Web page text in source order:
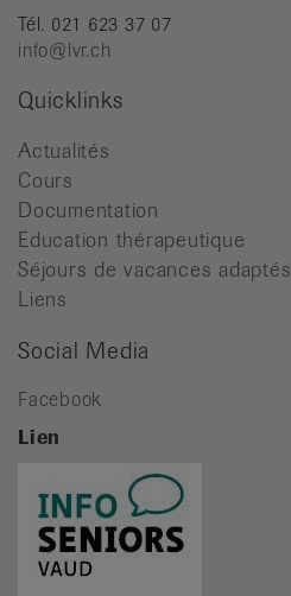
Tél. 021 623 37 07
info@lvr.ch
Quicklinks
Actualités
Cours
Documentation
Education thérapeutique
Séjours de vacances adaptés
Liens
Social Media
Facebook
Lien